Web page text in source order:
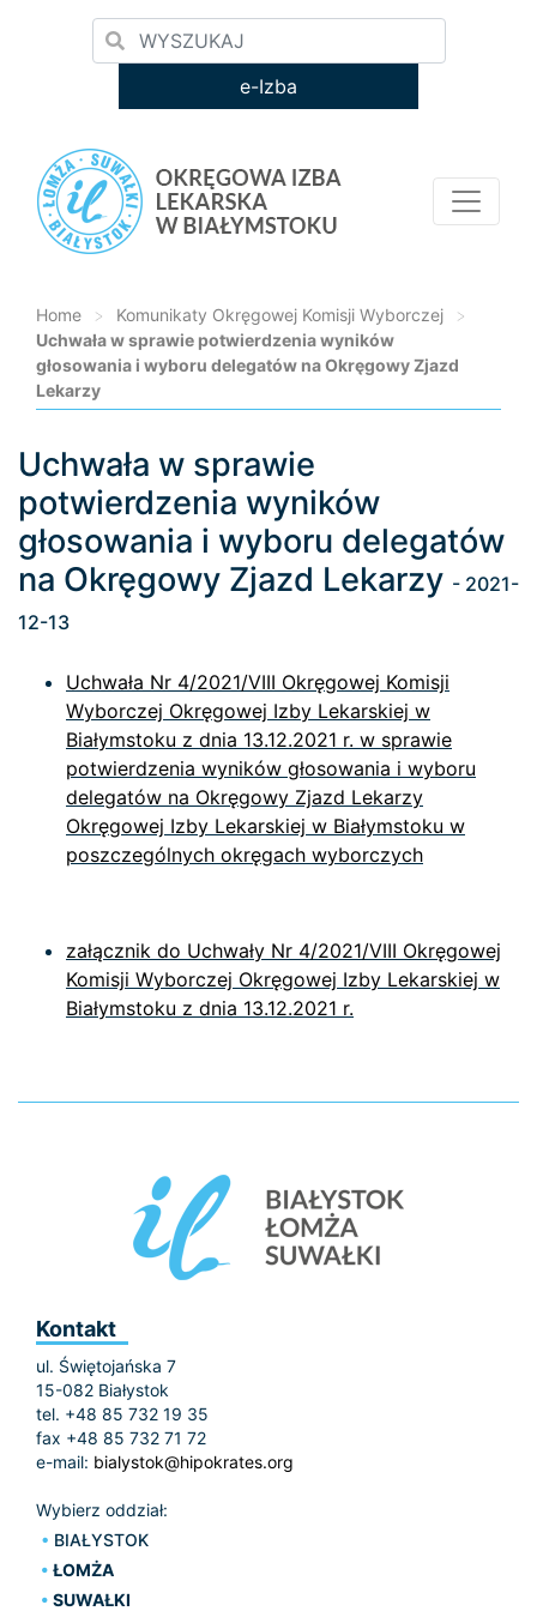
e-Izba
Home > Komunikaty Okręgowej Komisji Wyborczej
>
Uchwała w sprawie potwierdzenia wyników
głosowania i wyboru delegatów na Okręgowy Zjazd
Lekarzy
Loading...
Uchwała w sprawie
potwierdzenia wyników
głosowania i wyboru delegatów
na Okręgowy Zjazd Lekarzy - 2021-
12-13
Uchwała Nr 4/2021/VIII Okręgowej Komisji
Wyborczej Okręgowej Izby Lekarskiej w
Białymstoku z dnia 13.12.2021 r. w sprawie
potwierdzenia wyników głosowania i wyboru
delegatów na Okręgowy Zjazd Lekarzy
Okręgowej Izby Lekarskiej w Białymstoku w
poszczególnych okręgach wyborczych
załącznik do Uchwały Nr 4/2021/VIII Okręgowej
Komisji Wyborczej Okręgowej Izby Lekarskiej w
Białymstoku z dnia 13.12.2021 r.
Kontakt
ul. Świętojańska 7
15-082 Białystok
tel. +48 85 732 19 35
fax +48 85 732 71 72
e-mail: bialystok@hipokrates.org
Wybierz oddział:
BIAŁYSTOK
ŁOMŻA
SUWAŁKI